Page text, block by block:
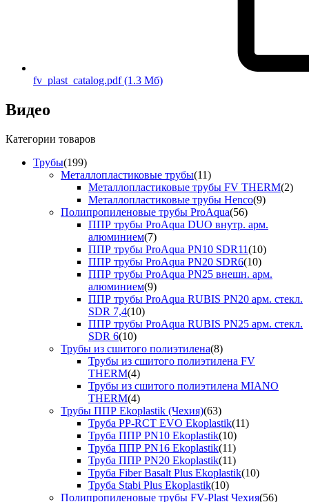
fv_plast_catalog.pdf(1.3 Мб)
Видео
Категории товаров
Трубы(199)
Металлопластиковые трубы(11)
Металлопластиковые трубы FV THERM(2)
Металлопластиковые трубы Henco(9)
Полипропиленовые трубы ProAqua(56)
ППР трубы ProAqua DUO внутр. арм.
алюминием(7)
ППР трубы ProAqua PN10 SDR11(10)
ППР трубы ProAqua PN20 SDR6(10)
ППР трубы ProAqua PN25 внешн. арм.
алюминием(9)
ППР трубы ProAqua RUBIS PN20 арм. стекл.
SDR 7,4(10)
ППР трубы ProAqua RUBIS PN25 арм. стекл.
SDR 6(10)
Трубы из сшитого полиэтилена(8)
Трубы из сшитого полиэтилена FV
THERM(4)
Трубы из сшитого полиэтилена MIANO
THERM(4)
Трубы ППР Ekoplastik (Чехия)(63)
Труба PP-RCT EVO Ekoplastik(11)
Труба ППР PN10 Ekoplastik(10)
Труба ППР PN16 Ekoplastik(11)
Труба ППР PN20 Ekoplastik(11)
Труба Fiber Basalt Plus Ekoplastik(10)
Труба Stabi Plus Ekoplastik(10)
Полипропиленовые трубы FV-Plast Чехия(56)